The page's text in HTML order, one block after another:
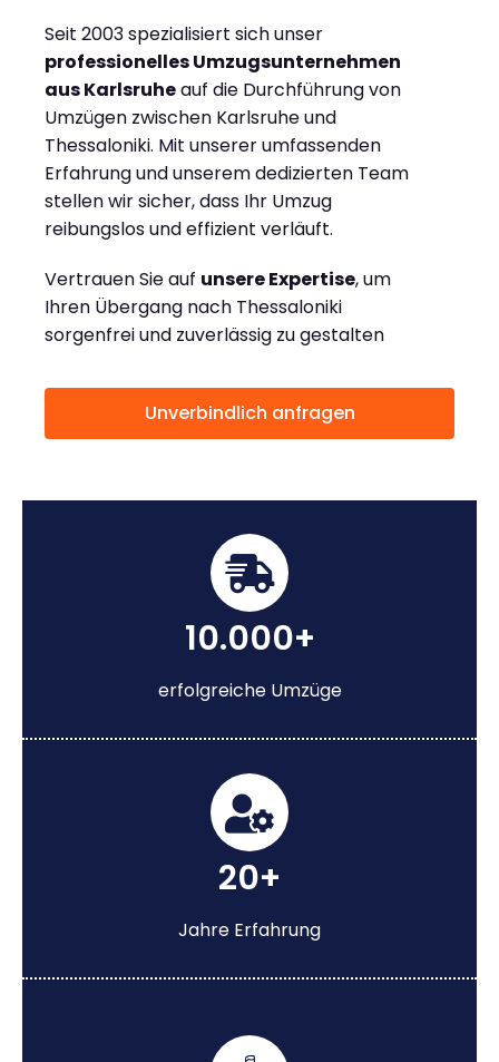
Seit 2003 spezialisiert sich unser
professionelles Umzugsunternehmen
aus Karlsruheauf die Durchführung von
Umzügen zwischen Karlsruhe und
Thessaloniki. Mit unserer umfassenden
Erfahrung und unserem dedizierten Team
stellen wir sicher, dass Ihr Umzug
reibungslos und effizient verläuft.
Vertrauen Sie auf unsere Expertise, um
Ihren Übergang nach Thessaloniki
sorgenfrei und zuverlässig zu gestalten
Unverbindlich anfragen
10.000+
erfolgreiche Umzüge
20+
Jahre Erfahrung